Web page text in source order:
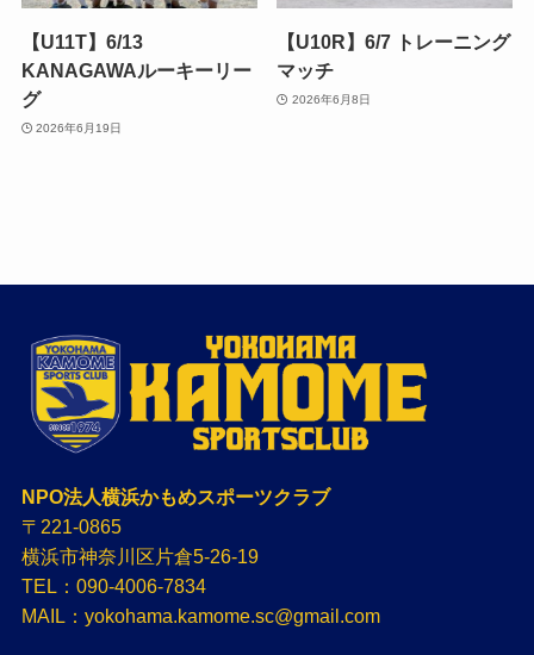
【U11T】6/13
KANAGAWAルーキーリー
グ
2026年6月19日
【U10R】6/7 トレーニング
マッチ
2026年6月8日
NPO法人横浜かもめスポーツクラブ
〒221-0865
横浜市神奈川区片倉5-26-19
TEL：090-4006-7834
MAIL：yokohama.kamome.sc@gmail.com